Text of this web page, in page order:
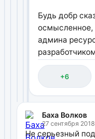
Будь добр
осмысленное,
админа
+6
Баха Волков
27 сентября
Не серьезный